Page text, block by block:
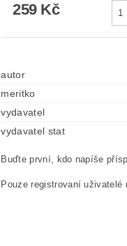
259 Kč
autor
meritko
vydavatel
vydavatel stat
Buďte první, kdo napíše
Pouze registrovaní